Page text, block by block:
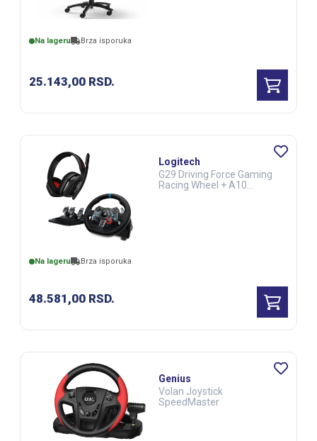
Na lageru Brza isporuka
25.143,00 RSD.
Na lageru Brza isporuka
48.581,00 RSD.
Logitech
G29 Driving Force Gaming
Racing Wheel + A10
Genius
Volan Joystick
SpeedMaster